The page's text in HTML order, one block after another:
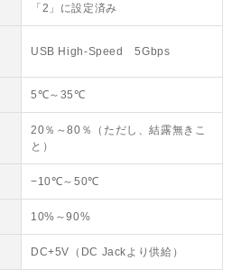
「2」に設定済み
USB High-Speed 5Gbps
5℃～35℃
20％～80％（ただし、結露無きこ
と）
−10℃～50℃
10%～90%
DC+5V（DC Jackより供給）